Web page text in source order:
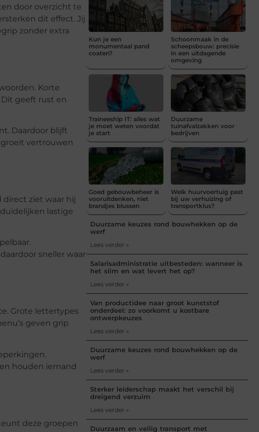
door overzicht te
dit effect. Jij
zonder extra
Korte
geeft rust en
Daardoor blijft
vertrouwen
ziet waar hij
lastige
sneller waar
Grote lettertypes
geven grip
houden iemand
deze groepen
Kun je een
monumentaal pand
coaten?
Schoonmaak in de
scheepsbouw: precisie
in een uitdagende
omgeving
Traineeship IT: alles wat
je moet weten voordat
je start
Duurzame
tuinafvalzakken voor
bedrijven
Goed gebouwbeheer is
vooruitdenken, niet
brandjes blussen
Welk huurvoertuig past
bij uw verhuizing of
transportklus?
Duurzame keuzes rond bouwhekken op de
werf
Lees verder »
Salarisadministratie uitbesteden: wanneer is
het slim en wat levert het op?
Lees verder »
Van productidee naar groot kunststof
onderdeel: zo voorkomt u kostbare
ontwerpkeuzes
Lees verder »
Duurzame keuzes rond bouwhekken op de
werf
Lees verder »
Sterker leiderschap maakt het verschil bij
dreigend verzuim
Lees verder »
Duurzaam en veilig transport met